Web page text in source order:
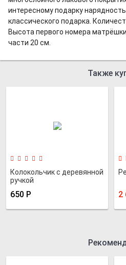
интересному подарку
классического подарка.
Высота первого номера
части 20 см.
Также
Колокольчик с деревянной
ручкой
650 Р 2